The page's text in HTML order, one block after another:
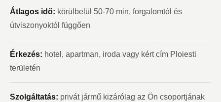
Átlagos idő: körülbelül 50-70 min, forgalomtól és
útviszonyoktól függően
Érkezés: hotel, apartman, iroda vagy kért cím Ploiesti
területén
Szolgáltatás: privát jármű kizárólag az Ön csoportjának